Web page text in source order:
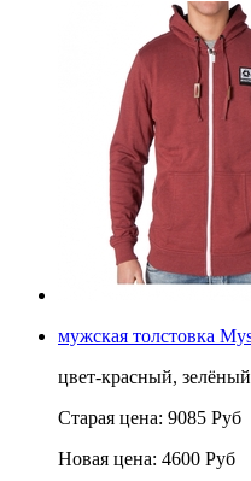
мужская толстовка
цвет-красный,
Старая цена: 9085 Руб
Новая цена: 4600 Руб